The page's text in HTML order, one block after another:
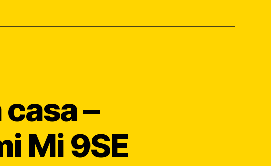
–
Mi 9SE